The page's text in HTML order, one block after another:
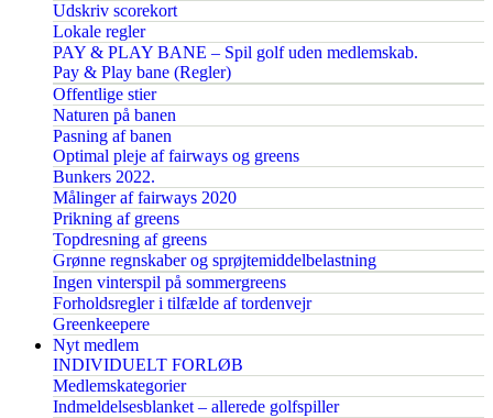
Udskriv scorekort
Lokale regler
PAY & PLAY BANE – Spil golf uden medlemskab.
Pay & Play bane (Regler)
Offentlige stier
Naturen på banen
Pasning af banen
Optimal pleje af fairways og greens
Bunkers 2022.
Målinger af fairways 2020
Prikning af greens
Topdresning af greens
Grønne regnskaber og sprøjtemiddelbelastning
Ingen vinterspil på sommergreens
Forholdsregler i tilfælde af tordenvejr
Greenkeepere
Nyt medlem
INDIVIDUELT FORLØB
Medlemskategorier
Indmeldelsesblanket – allerede golfspiller